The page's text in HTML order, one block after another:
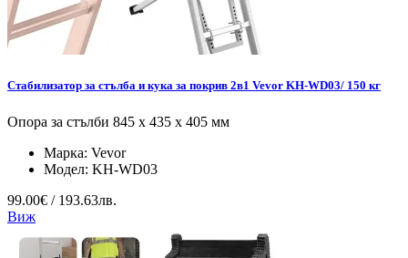
Стабилизатор за стълба и кука за покрив 2в1 Vevor KH-WD03/ 150 кг
Опора за стълби 845 x 435 x 405 мм
Марка: Vevor
Модел: KH-WD03
99.00€ / 193.63лв.
Виж